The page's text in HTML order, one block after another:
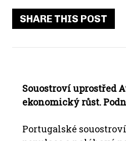
SHARE THIS POST
Souostroví uprostřed
ekonomický růst.
Portugalské